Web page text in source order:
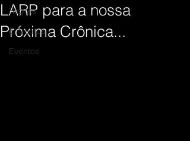
Regras
Entreatos
Eventos
LARP para a nossa
Próxima Crônica...